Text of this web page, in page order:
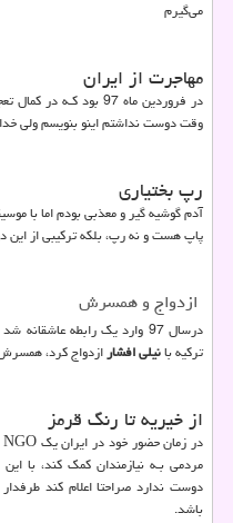
می‌گیرم
مهاجرت از ایران
در فروردین ماه 97 بود
وقت دوست نداشتم اینو بنویسم ولی
رپ بختیاری
آدم گوشیه گیر و معذبی بودم اما با
پاپ هست و نه رپ، بلکه ترکیبی از این
ازدواج و همسرش
درسال 97 وارد یک رابطه
ترکیه بانیلی افشارازدواج کرد،
از خیریه تا رنگ قرمز
در زمان حضور خود در ایران یکNGO
مردمی بـه نیازمندان کمک کند، با
دوست ندارد صراحتا اعلام کند
باشد.